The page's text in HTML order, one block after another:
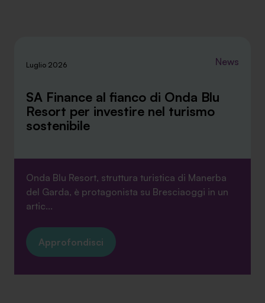
Luglio 2026 News
SA Finance al fianco di Onda Blu
Resort per investire nel turismo
sostenibile
Onda Blu Resort, struttura turistica di Manerba
del Garda, è protagonista su Bresciaoggi in un
artic...
Approfondisci